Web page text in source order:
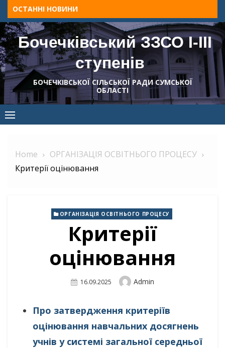
Skip
to
content
ОСТАННІ НОВИНИ
Бочечківський ЗЗСО І-ІІІ
ступенів
БОЧЕЧКІВСЬКОЇ СІЛЬСЬКОЇ РАДИ СУМСЬКОЇ
ОБЛАСТІ
Home
ОРГАНІЗАЦІЯ ОСВІТНЬОГО ПРОЦЕСУ
Критерії оцінювання
ОРГАНІЗАЦІЯ ОСВІТНЬОГО ПРОЦЕСУ
Критерії
оцінювання
Posted
16.09.2025 Author
Admin
Про затвердження критеріїв
оцінювання навчальних досягнень
учнів у системі загальної середньої